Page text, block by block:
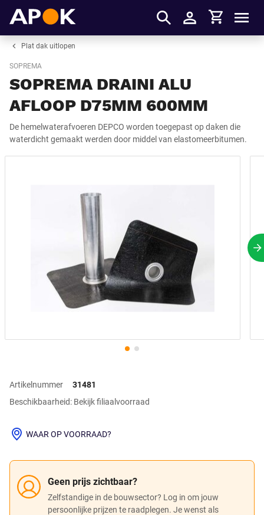
Inloggen
Winkelmandje
Plat dak uitlopen
SOPREMA
SOPREMA DRAINI ALU
AFLOOP D75MM 600MM
De hemelwaterafvoeren DEPCO worden toegepast op daken die
waterdicht gemaakt werden door middel van elastomeerbitumen.
Artikelnummer
31481
Beschikbaarheid: Bekijk filiaalvoorraad
Geen prijs zichtbaar?
Zelfstandige in de bouwsector? Log in om jouw
persoonlijke prijzen te raadplegen. Je wenst als
WAAR OP VOORRAAD?